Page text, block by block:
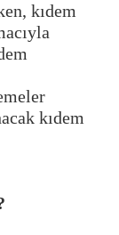
kıdem
kıdem